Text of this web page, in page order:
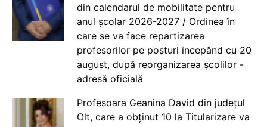
din calendarul de mobilitate pentru
anul școlar 2026-2027 / Ordinea în
care se va face repartizarea
profesorilor pe posturi începând cu 20
august, după reorganizarea școlilor -
adresă oficială
Profesoara Geanina David din județul
Olt, care a obținut 10 la Titularizare va